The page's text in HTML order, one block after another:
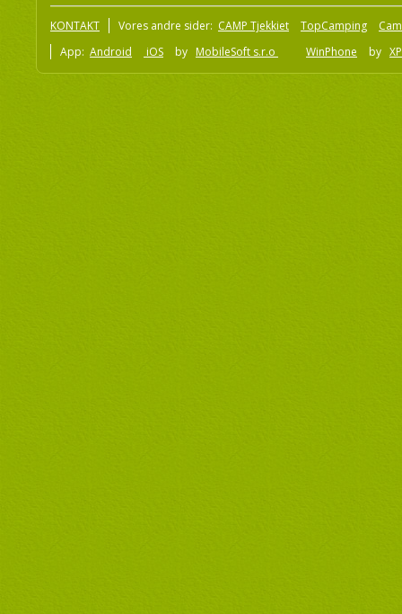
KONTAKT Vores andre sider: CAMP Tjekkiet TopCamping
App: Android iOS by MobileSoft s.r.o WinPhone by